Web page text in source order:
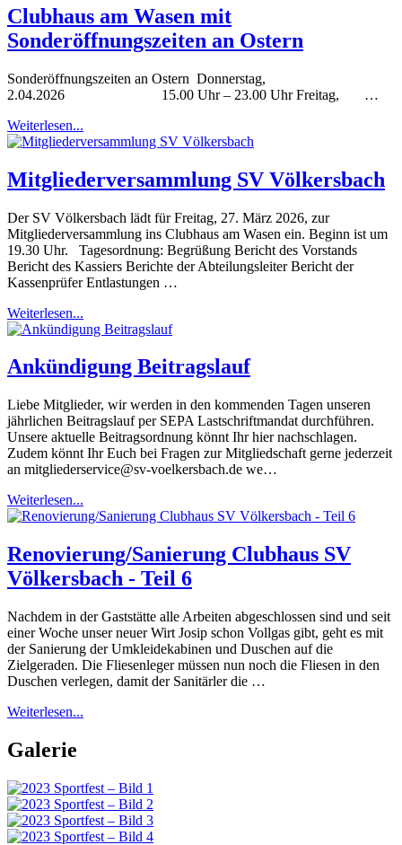
Clubhaus am Wasen mit
Sonderöffnungszeiten an Ostern
Sonderöffnungszeiten an Ostern Donnerstag,
2.04.2026 15.00 Uhr – 23.00 Uhr Freitag, …
Weiterlesen...
Mitgliederversammlung SV Völkersbach
Der SV Völkersbach lädt für Freitag, 27. März 2026, zur
Mitgliederversammlung ins Clubhaus am Wasen ein. Beginn ist um
19.30 Uhr. Tagesordnung: Begrüßung Bericht des Vorstands
Bericht des Kassiers Berichte der Abteilungsleiter Bericht der
Kassenprüfer Entlastungen …
Weiterlesen...
Ankündigung Beitragslauf
Liebe Mitglieder, wir werden in den kommenden Tagen unseren
jährlichen Beitragslauf per SEPA Lastschriftmandat durchführen.
Unsere aktuelle Beitragsordnung könnt Ihr hier nachschlagen.
Zudem könnt Ihr Euch bei Fragen zur Mitgliedschaft gerne jederzeit
an mitgliederservice@sv-voelkersbach.de we…
Weiterlesen...
Renovierung/Sanierung Clubhaus SV
Völkersbach - Teil 6
Nachdem in der Gaststätte alle Arbeiten abgeschlossen sind und seit
einer Woche unser neuer Wirt Josip schon Vollgas gibt, geht es mit
der Sanierung der Umkleidekabinen und Duschen auf die
Zielgeraden. Die Fliesenleger müssen nun noch die Fliesen in den
Duschen verlegen, damit der Sanitärler die …
Weiterlesen...
Galerie